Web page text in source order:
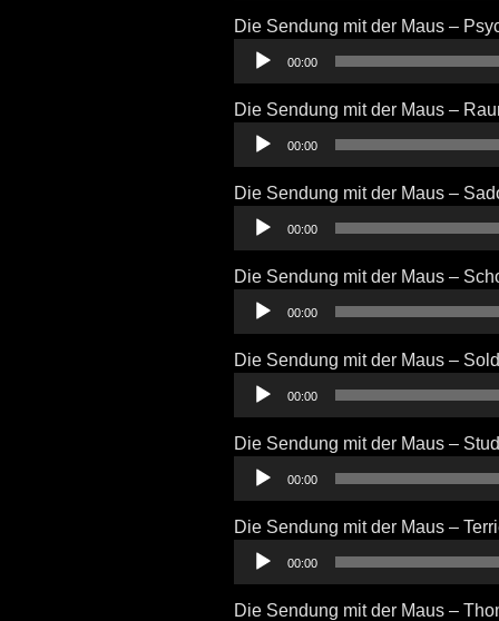
Die Sendung mit der Maus –
Audio-
Player
00:00
Die Sendung mit der Maus –
Audio-
Player
00:00
Die Sendung mit der Maus –
Audio-
Player
00:00
Die Sendung mit der Maus –
Audio-
Player
00:00
Die Sendung mit der Maus –
Audio-
Player
00:00
Die Sendung mit der Maus –
Audio-
Player
00:00
Die Sendung mit der Maus –
Audio-
Player
00:00
Die Sendung mit der Maus –